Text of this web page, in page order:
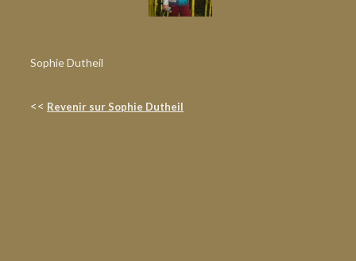
Sophie Dutheil
<< Revenir sur Sophie Dutheil